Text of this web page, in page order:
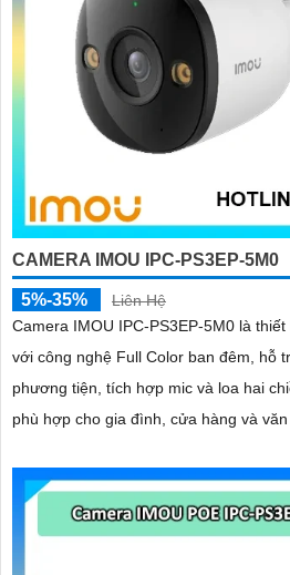
CAMERA IMOU IPC-PS3EP-5M0
5%-35%
Liên Hệ
Camera IMOU IPC-PS3EP-5M0 là
với công nghệ Full Color ban đêm, hỗ
phương tiện, tích hợp mic và loa hai
phù hợp cho gia đình, cửa hàng và